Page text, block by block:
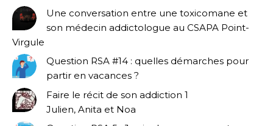
Une conversation entre une toxicomane et
son médecin addictologue au CSAPA Point-
Virgule
Question RSA #14 : quelles démarches pour
partir en vacances ?
Faire le récit de son addiction 1
Julien, Anita et Noa